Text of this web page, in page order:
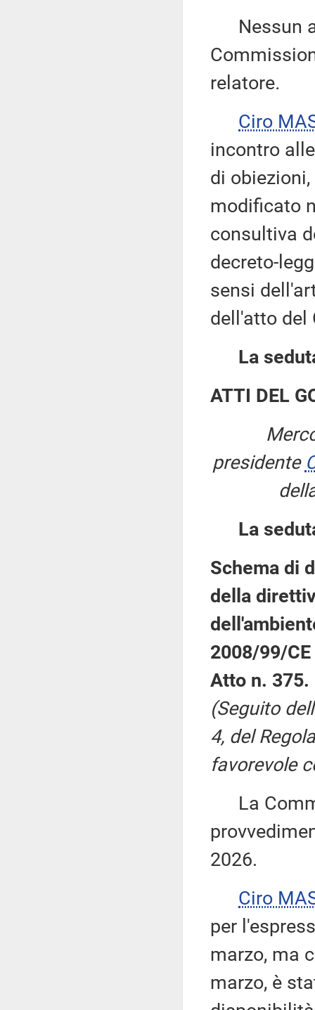
Nessun
relatore.
Ciro
incontro
di
modificato
consultiva
decreto-
sensi
dell'atto del
La
ATTI DEL
presidente
La
Schema di
della
2008/99/
Atto n. 375.
(Seguito
4, del
favorevole
La
2026.
Ciro
per
marzo, ma
marzo, è